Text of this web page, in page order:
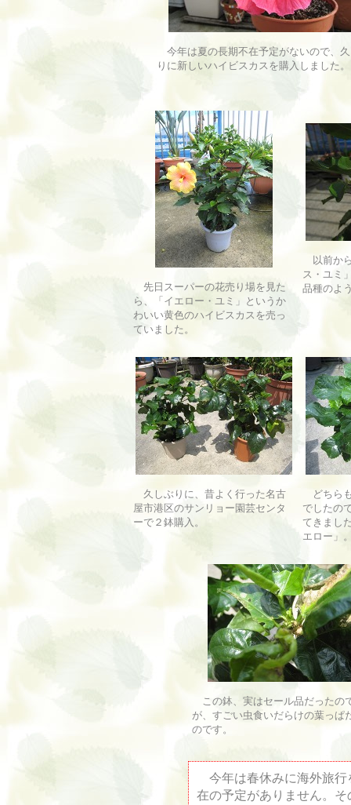
今年は夏の長期不在予定がないので、
りに新しいハイビスカスを購入しました。
先日スーパーの花売り場を見た
ら、「イエロー・ユミ」というか
わいい黄色のハイビスカスを売っ
ていました。
以前か
ス・ユミ
品種のよ
久しぶりに、昔よく行った名古
屋市港区のサンリョー園芸センタ
ーで２鉢購入。
どちら
でしたの
てきまし
エロー」
この鉢、実はセール品だったの
が、すごい虫食いだらけの葉っぱ
のです。
今年は春休みに海外旅行
在の予定がありません。